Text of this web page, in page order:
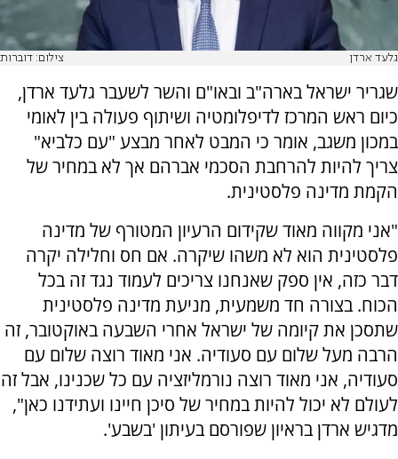
גלעד ארדן צילום: דוברות
שגריר ישראל בארה"ב ובאו"ם והשר לשעבר גלעד ארדן,
כיום ראש המרכז לדיפלומטיה ושיתוף פעולה בין לאומי
במכון משגב, אומר כי המבט לאחר מבצע "עם כלביא"
צריך להיות להרחבת הסכמי אברהם אך לא במחיר של
הקמת מדינה פלסטינית.
"אני מקווה מאוד שקידום הרעיון המטורף של מדינה
פלסטינית הוא לא משהו שיקרה. אם חס וחלילה יקרה
דבר כזה, אין ספק שאנחנו צריכים לעמוד נגד זה בכל
הכוח. בצורה חד משמעית, מניעת מדינה פלסטינית
שתסכן את קיומה של ישראל אחרי השבעה באוקטובר, זה
הרבה מעל שלום עם סעודיה. אני מאוד רוצה שלום עם
סעודיה, אני מאוד רוצה נורמליזציה עם כל שכנינו, אבל זה
לעולם לא יכול להיות במחיר של סיכן חיינו ועתידנו כאן",
מדגיש ארדן בראיון שפורסם בעיתון 'בשבע'.